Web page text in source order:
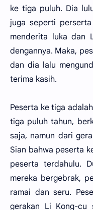
ke tiga puluh. Dia
juga seperti
menderita luka dan
dengannya. Maka,
dan dia lalu
terima kasih.
Peserta ke tiga
tiga puluh tahun,
saja, namun dari
Sian bahwa peserta
peserta terdahulu.
mereka bergebrak,
ramai dan seru.
gerakan Li Kong-cu